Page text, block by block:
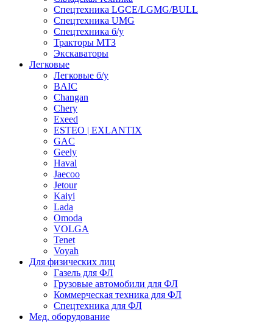
Спецтехника LGCE/LGMG/BULL
Спецтехника UMG
Спецтехника б/у
Тракторы МТЗ
Экскаваторы
Легковые
Легковые б/у
BAIC
Changan
Chery
Exeed
ESTEO | EXLANTIX
GAC
Geely
Haval
Jaecoo
Jetour
Kaiyi
Lada
Omoda
VOLGA
Tenet
Voyah
Для физических лиц
Газель для ФЛ
Грузовые автомобили для ФЛ
Коммерческая техника для ФЛ
Спецтехника для ФЛ
Мед. оборудование